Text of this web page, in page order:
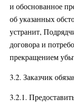
и обоснованное
об указанных
устранит,
договора и
прекращением
3.2. Заказчик
3.2.1.